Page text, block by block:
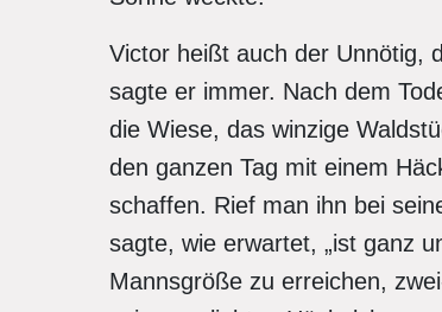
Victor heißt auch der Unnötig,
sagte er immer. Nach dem
die Wiese, das winzige
den ganzen Tag mit einem
schaffen. Rief man ihn bei
sagte, wie erwartet, „ist ganz
Mannsgröße zu erreichen,